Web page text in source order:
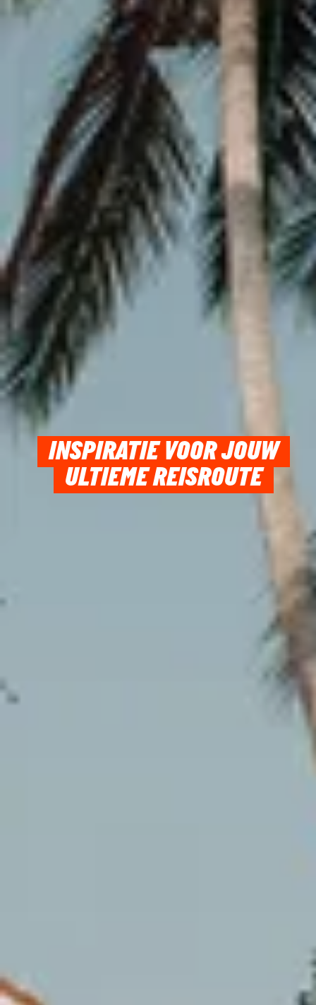
INSPIRATIE VOOR JOUW
ULTIEME REISROUTE